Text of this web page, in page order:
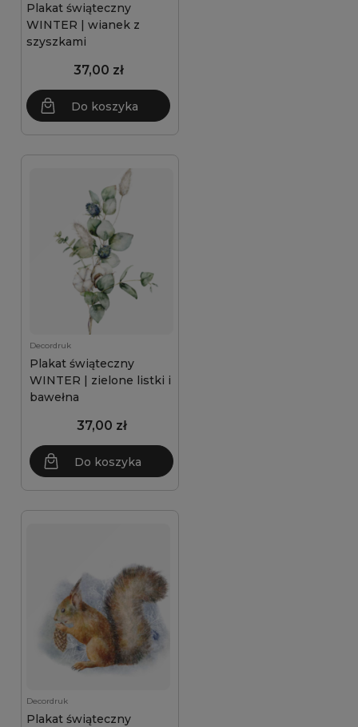
Plakat świąteczny
WINTER | wianek z
szyszkami
37,00 zł
Do koszyka
Decordruk
Plakat świąteczny
WINTER | zielone listki i
bawełna
37,00 zł
Do koszyka
Decordruk
Plakat świąteczny